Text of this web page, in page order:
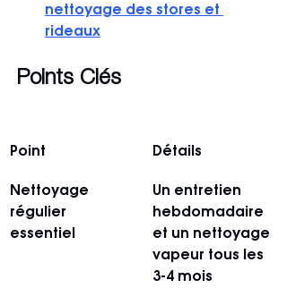
nettoyage des stores et
rideaux
Points Clés
Point Détails
Nettoyage
régulier
essentiel
Un entretien
hebdomadaire
et un nettoyage
vapeur tous les
3-4 mois